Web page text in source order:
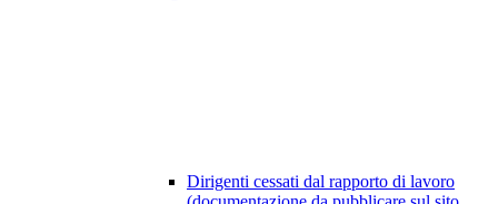
Dirigenti cessati dal rapporto di lavoro